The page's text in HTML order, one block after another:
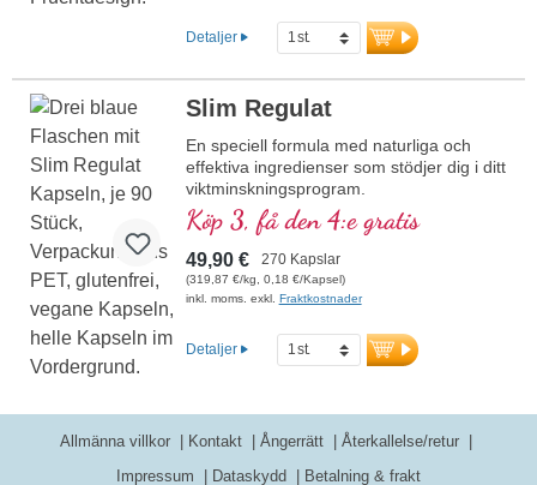
Detaljer
Slim Regulat
En speciell formula med naturliga och
effektiva ingredienser som stödjer dig i ditt
viktminskningsprogram.
Köp 3, få den 4:e gratis
49,90 € 270 Kapslar
(319,87 €/kg, 0,18 €/Kapsel)
inkl. moms. exkl. Fraktkostnader
Detaljer
Allmänna villkor Kontakt Ångerrätt
Återkallelse/retur
Impressum
Dataskydd Betalning & frakt